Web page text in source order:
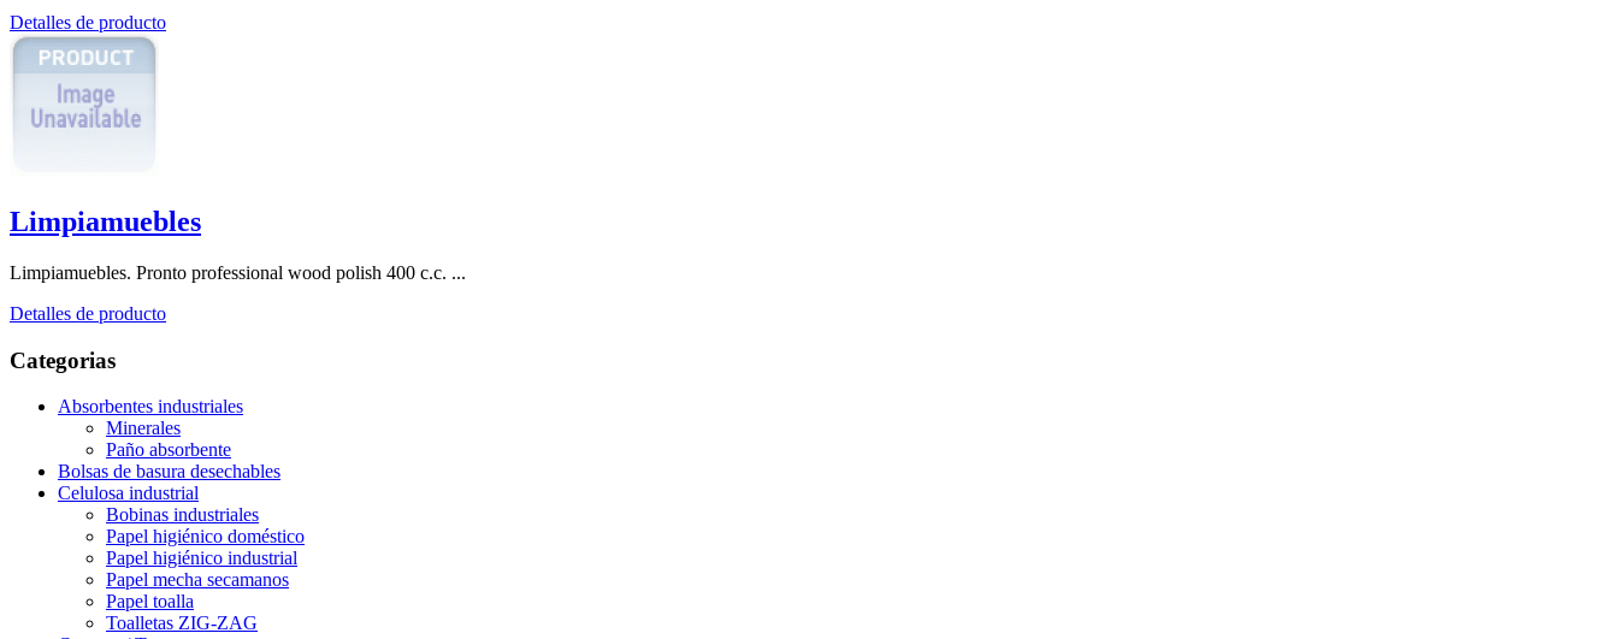
Detalles de producto
Limpiamuebles
Limpiamuebles. Pronto professional wood polish 400 c.c. ...
Detalles de producto
Categorias
Absorbentes industriales
Minerales
Paño absorbente
Bolsas de basura desechables
Celulosa industrial
Bobinas industriales
Papel higiénico doméstico
Papel higiénico industrial
Papel mecha secamanos
Papel toalla
Toalletas ZIG-ZAG